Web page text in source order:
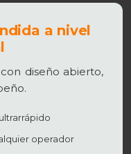
a nivel
con diseño abierto,
operador